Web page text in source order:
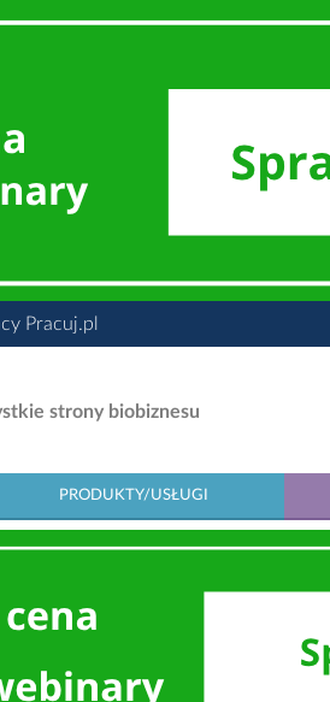
Pracuj.pl
strony biobiznesu
PRODUKTY/USŁUGI